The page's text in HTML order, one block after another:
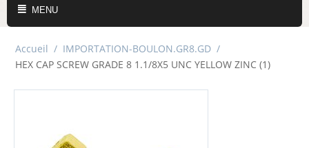
MENU
Accueil / IMPORTATION-BOULON.GR8.GD /
HEX CAP SCREW GRADE 8 1.1/8X5 UNC YELLOW ZINC (1)